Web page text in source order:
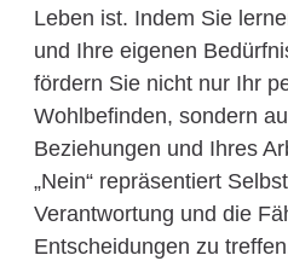
Leben ist. Indem Sie
und Ihre eigenen
fördern Sie nicht nur Ihr
Wohlbefinden, sondern
Beziehungen und Ihres
„Nein“ repräsentiert
Verantwortung und die
Entscheidungen zu